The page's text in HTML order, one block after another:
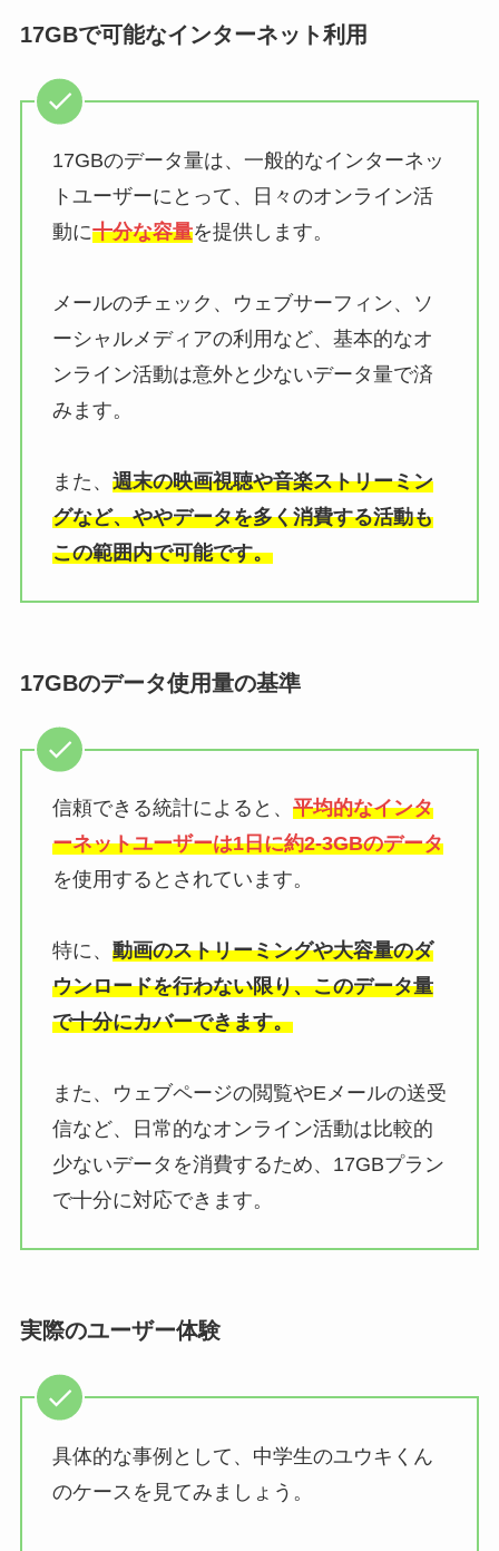
17GBで可能なインターネット利用
17GBのデータ量は、一般的なインターネッ
トユーザーにとって、日々のオンライン活
動に十分な容量を提供します。
メールのチェック、ウェブサーフィン、ソ
ーシャルメディアの利用など、基本的なオ
ンライン活動は意外と少ないデータ量で済
みます。
また、 週末の映画視聴や音楽ストリーミン
グなど、ややデータを多く消費する活動も
この範囲内で可能です。
17GBのデータ使用量の基準
信頼できる統計によると、 平均的なインタ
ーネットユーザーは1日に約2-3GBのデータ
を使用するとされています。
特に、 動画のストリーミングや大容量のダ
ウンロードを行わない限り、このデータ量
で十分にカバーできます。
また、ウェブページの閲覧やEメールの送受
信など、日常的なオンライン活動は比較的
少ないデータを消費するため、17GBプラン
で十分に対応できます。
実際のユーザー体験
具体的な事例として、中学生のユウキくん
のケースを見てみましょう。